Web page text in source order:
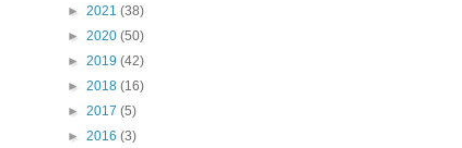
► 2021 (38)
► 2020 (50)
► 2019 (42)
► 2018 (16)
► 2017 (5)
► 2016 (3)